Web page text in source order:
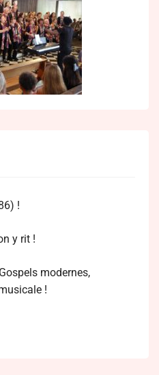
!
y rit !
modernes,
!